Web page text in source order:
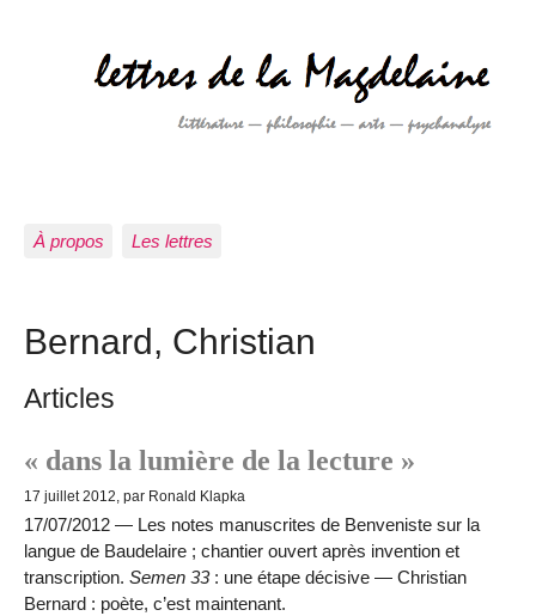
À propos Les lettres
Bernard, Christian
Articles
« dans la lumière de la lecture »
17 juillet 2012, par Ronald Klapka
17/07/2012 — Les notes manuscrites de Benveniste sur la
langue de Baudelaire ; chantier ouvert après invention et
transcription. Semen 33: une étape décisive — Christian
Bernard : poète, c’est maintenant.